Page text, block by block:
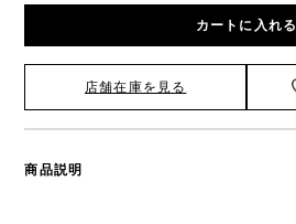
カートに入れる
店舗在庫を見る
商品説明